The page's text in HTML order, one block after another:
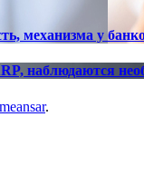
механизма у
наблюдаются
.